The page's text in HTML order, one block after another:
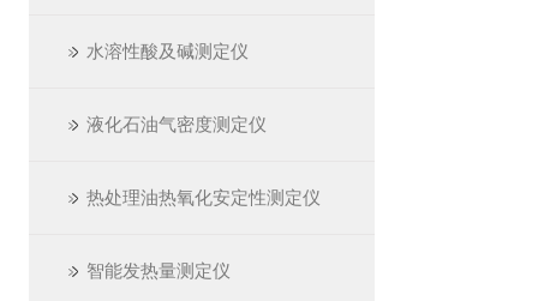
水溶性酸及碱测定仪
液化石油气密度测定仪
热处理油热氧化安定性测定仪
智能发热量测定仪